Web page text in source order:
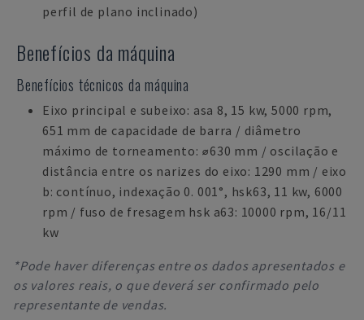
perfil de plano inclinado)
Benefícios da máquina
Benefícios técnicos da máquina
Eixo principal e subeixo: asa 8, 15 kw, 5000 rpm,
651 mm de capacidade de barra / diâmetro
máximo de torneamento: ⌀630 mm / oscilação e
distância entre os narizes do eixo: 1290 mm / eixo
b: contínuo, indexação 0. 001°, hsk63, 11 kw, 6000
rpm / fuso de fresagem hsk a63: 10000 rpm, 16/11
kw
*Pode haver diferenças entre os dados apresentados e
os valores reais, o que deverá ser confirmado pelo
representante de vendas.